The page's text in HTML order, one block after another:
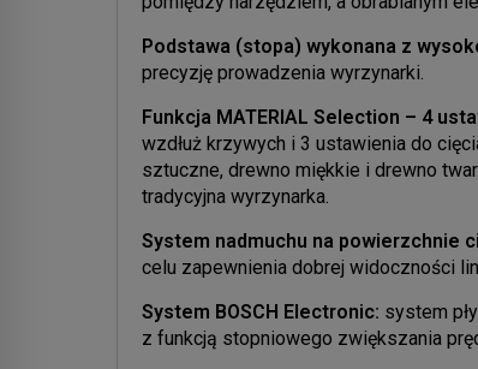
Podstawa (stopa) wykonana z
precyzję prowadzenia wyrzynarki.
Funkcja MATERIAL Selection – 4
wzdłuż krzywych i 3 ustawienia do
sztuczne, drewno miękkie i drewno
tradycyjna wyrzynarka.
System nadmuchu na powierzchnie
celu zapewnienia dobrej widoczności
System BOSCH Electronic: system
z funkcją stopniowego zwiększania